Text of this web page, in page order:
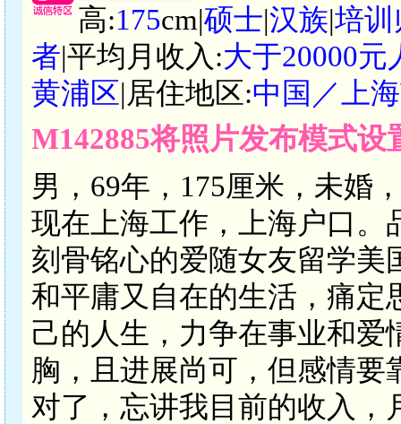
高:175cm|硕士|汉族|培训
者|平均月收入:大于20000元
黄浦区|居住地区:中国／上
M142885将照片发布模式
男，69年，175厘米，未婚
现在上海工作，上海户口。
刻骨铭心的爱随女友留学美
和平庸又自在的生活，痛定
己的人生，力争在事业和爱
胸，且进展尚可，但感情
对了，忘讲我目前的收入，